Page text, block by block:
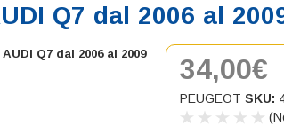
Q7 dal 2006 al
Q7 dal 2006 al 2009
34,00€
PEUGEOT SKU: